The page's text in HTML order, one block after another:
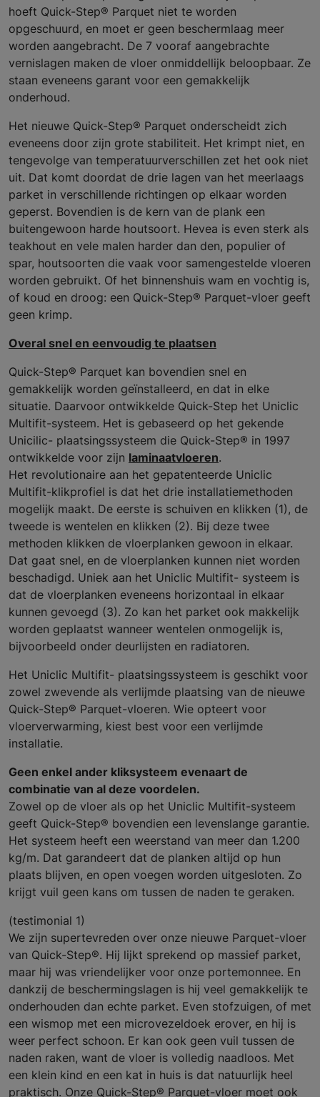
hoeft Quick-Step® Parquet niet te worden
opgeschuurd, en moet er geen beschermlaag meer
worden aangebracht. De 7 vooraf aangebrachte
vernislagen maken de vloer onmiddellijk beloopbaar. Ze
staan eveneens garant voor een gemakkelijk
onderhoud.
Het nieuwe Quick-Step® Parquet onderscheidt zich
eveneens door zijn grote stabiliteit. Het krimpt niet, en
tengevolge van temperatuurverschillen zet het ook niet
uit. Dat komt doordat de drie lagen van het meerlaags
parket in verschillende richtingen op elkaar worden
geperst. Bovendien is de kern van de plank een
buitengewoon harde houtsoort. Hevea is even sterk als
teakhout en vele malen harder dan den, populier of
spar, houtsoorten die vaak voor samengestelde vloeren
worden gebruikt. Of het binnenshuis wam en vochtig is,
of koud en droog: een Quick-Step® Parquet-vloer geeft
geen krimp.
Overal snel en eenvoudig te plaatsen
Quick-Step® Parquet kan bovendien snel en
gemakkelijk worden geïnstalleerd, en dat in elke
situatie. Daarvoor ontwikkelde Quick-Step het Uniclic
Multifit-systeem. Het is gebaseerd op het gekende
Unicilic- plaatsingssysteem die Quick-Step® in 1997
ontwikkelde voor zijn laminaatvloeren.
Het revolutionaire aan het gepatenteerde Uniclic
Multifit-klikprofiel is dat het drie installatiemethoden
mogelijk maakt. De eerste is schuiven en klikken (1), de
tweede is wentelen en klikken (2). Bij deze twee
methoden klikken de vloerplanken gewoon in elkaar.
Dat gaat snel, en de vloerplanken kunnen niet worden
beschadigd. Uniek aan het Uniclic Multifit- systeem is
dat de vloerplanken eveneens horizontaal in elkaar
kunnen gevoegd (3). Zo kan het parket ook makkelijk
worden geplaatst wanneer wentelen onmogelijk is,
bijvoorbeeld onder deurlijsten en radiatoren.
Het Uniclic Multifit- plaatsingssysteem is geschikt voor
zowel zwevende als verlijmde plaatsing van de nieuwe
Quick-Step® Parquet-vloeren. Wie opteert voor
vloerverwarming, kiest best voor een verlijmde
installatie.
Geen enkel ander kliksysteem evenaart de
combinatie van al deze voordelen.
Zowel op de vloer als op het Uniclic Multifit-systeem
geeft Quick-Step® bovendien een levenslange garantie.
Het systeem heeft een weerstand van meer dan 1.200
kg/m. Dat garandeert dat de planken altijd op hun
plaats blijven, en open voegen worden uitgesloten. Zo
krijgt vuil geen kans om tussen de naden te geraken.
(testimonial 1)
We zijn supertevreden over onze nieuwe Parquet-vloer
van Quick-Step®. Hij lijkt sprekend op massief parket,
maar hij was vriendelijker voor onze portemonnee. En
dankzij de beschermingslagen is hij veel gemakkelijk te
onderhouden dan echte parket. Even stofzuigen, of met
een wismop met een microvezeldoek erover, en hij is
weer perfect schoon. Er kan ook geen vuil tussen de
naden raken, want de vloer is volledig naadloos. Met
een klein kind en een kat in huis is dat natuurlijk heel
praktisch. Onze Quick-Step® Parquet-vloer moet ook